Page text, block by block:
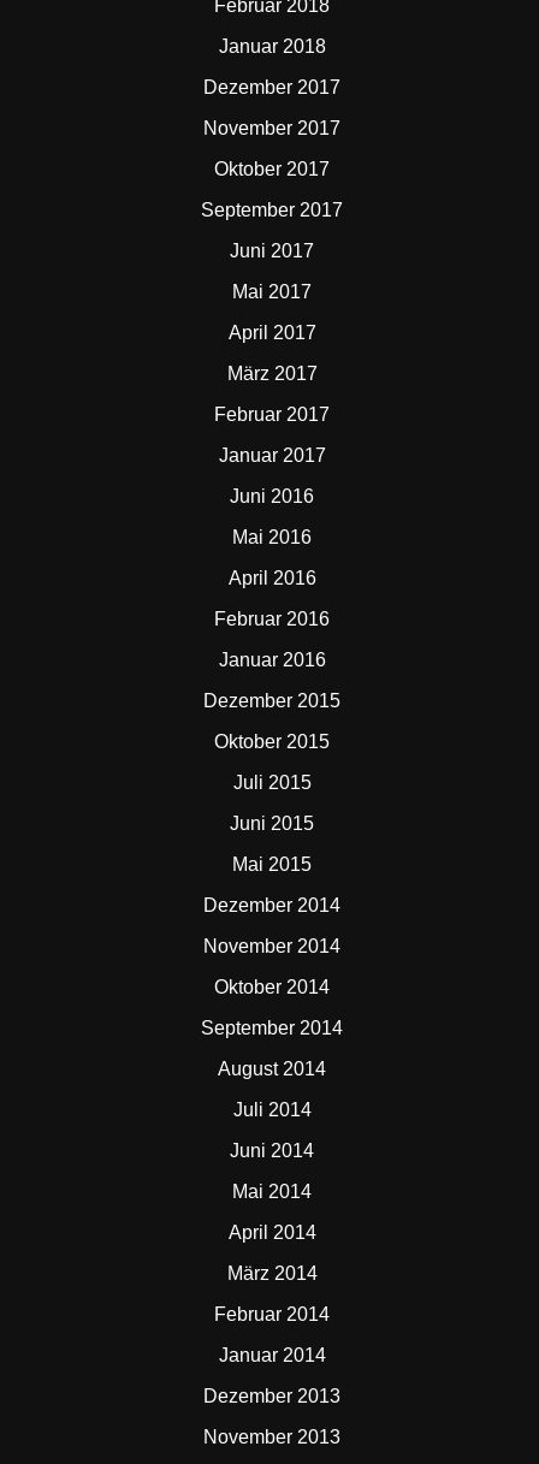
Februar 2018
Januar 2018
Dezember 2017
November 2017
Oktober 2017
September 2017
Juni 2017
Mai 2017
April 2017
März 2017
Februar 2017
Januar 2017
Juni 2016
Mai 2016
April 2016
Februar 2016
Januar 2016
Dezember 2015
Oktober 2015
Juli 2015
Juni 2015
Mai 2015
Dezember 2014
November 2014
Oktober 2014
September 2014
August 2014
Juli 2014
Juni 2014
Mai 2014
April 2014
März 2014
Februar 2014
Januar 2014
Dezember 2013
November 2013